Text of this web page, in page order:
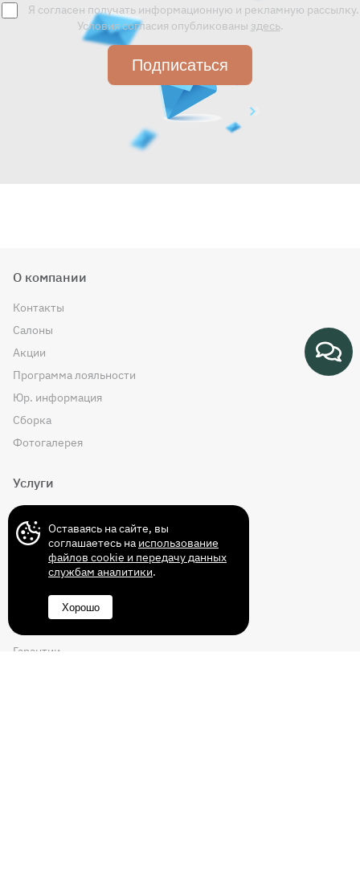
Я согласен получать информационную и рекламную рассылку.
Условия согласия опубликованы здесь.
Подписаться
О компании
Контакты
Салоны
Акции
Программа лояльности
Юр. информация
Сборка
Фотогалерея
Услуги
Рассрочка
Доставка
Оплата
Помощь
Промокод
Гарантии
Оставаясь на сайте, вы
соглашаетесь на использование
файлов cookie и передачу данных
службам аналитики.
Хорошо